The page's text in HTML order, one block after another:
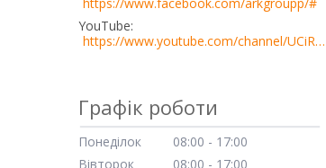
YouTube
https://www.youtube.com/channel/UCiRn0bimE2wN5YDm06TPoZQ
Графік роботи
Понеділок 08:00
17:00
Вівторок
08:00
17:00